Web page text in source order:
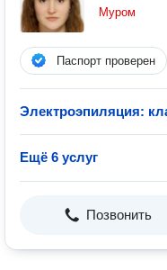
Муром
Паспорт проверен
Электроэпиляция:
Ещё 6 услуг
Позвонить